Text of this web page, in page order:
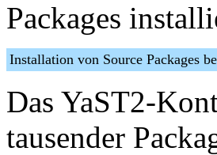
Packages
Installation von Source Packages
Das YaST2-
tausender